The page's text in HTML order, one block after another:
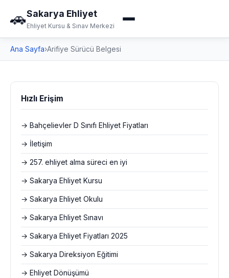
🚗Sakarya Ehliyet
Ehliyet Kursu & Sınav Merkezi
Ana Sayfa›Arifiye Sürücü Belgesi
Hızlı Erişim
→ Bahçelievler D Sınıfı Ehliyet Fiyatları
→ İletişim
→ 257. ehliyet alma süreci en iyi
→ Sakarya Ehliyet Kursu
→ Sakarya Ehliyet Okulu
→ Sakarya Ehliyet Sınavı
→ Sakarya Ehliyet Fiyatları 2025
→ Sakarya Direksiyon Eğitimi
→ Ehliyet Dönüşümü